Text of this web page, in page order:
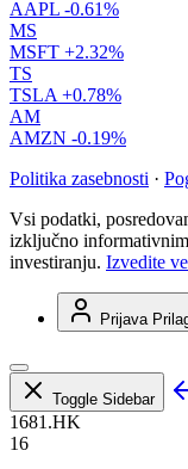
AAPL -0.61%
MS
MSFT +2.32%
TS
TSLA +0.78%
AM
AMZN -0.19%
Politika zasebnosti ·
Vsi podatki,
izključno
investiranju. Izvedite
Prijava
Toggle Sidebar
1681.HK
16